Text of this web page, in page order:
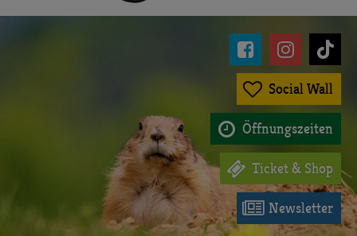
  
 Social Wall
 Öffnungszeiten
 Ticket & Shop
 Newsletter